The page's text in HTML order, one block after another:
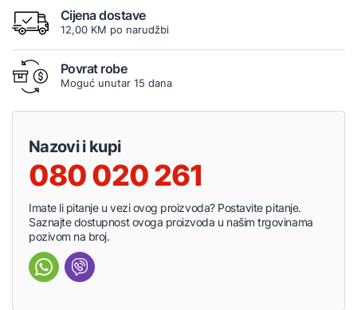
Cijena dostave
12,00 KM po narudžbi
Povrat robe
Moguć unutar 15 dana
Nazovi i kupi
080 020 261
Imate li pitanje u vezi ovog proizvoda? Postavite pitanje.
Saznajte dostupnost ovoga proizvoda u našim trgovinama
pozivom na broj.